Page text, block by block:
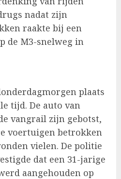
nadat zijn
raakte bij een
de M3-snelweg in
plaats
tijd. De auto van
vangrail zijn gebotst,
voertuigen betrokken
vielen. De politie
dat een 31-jarige
aangehouden op